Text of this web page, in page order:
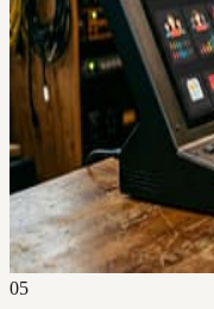
05